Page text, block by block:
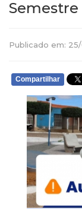
Semestre
Publicado em:
Compartilhar